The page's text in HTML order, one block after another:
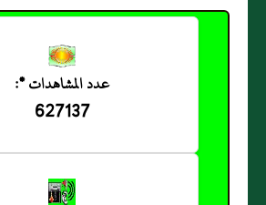
عدد المشاهدات *:
627137